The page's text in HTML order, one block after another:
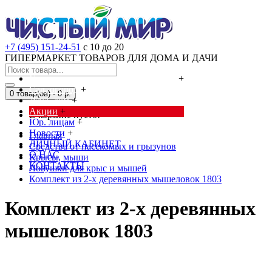
+7 (495) 151-24-51 с 10 до 20
ГИПЕРМАРКЕТ ТОВАРОВ ДЛЯ ДОМА И ДАЧИ
Cредства от насекомых и грызунов
+
Сад, огород +
Дача, дом +
Акции +
Юр. лицам +
Новости +
ЛИЧНЫЙ КАБИНЕТ
О НАС
КОНТАКТЫ
0 товар(ов) - 0 р.
В корзине пусто!
Главная
Cредства от насекомых и грызунов
Крысы, мыши
Ловушки для крыс и мышей
Комплект из 2-х деревянных мышеловок 1803
Комплект из 2-х деревянных
мышеловок 1803